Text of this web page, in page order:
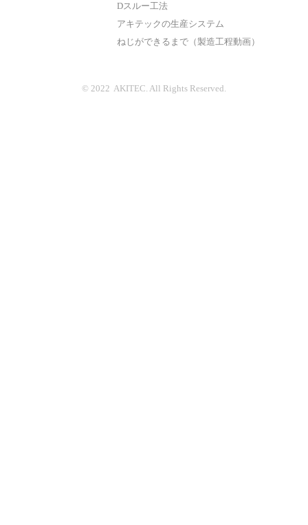
Dスルー工法
アキテックの生産システム
ねじができるまで（製造工程動画）
© 2022 AKITEC. All Rights Reserved.